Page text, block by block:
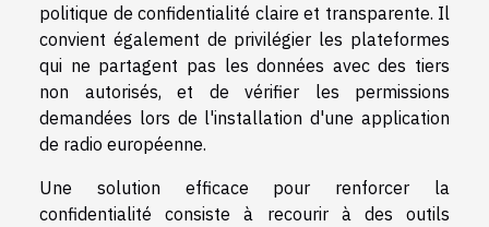
politique de confidentialité claire et transparente. Il
convient également de privilégier les plateformes
qui ne partagent pas les données avec des tiers
non autorisés, et de vérifier les permissions
demandées lors de l'installation d'une application
de radio européenne.
Une solution efficace pour renforcer la
confidentialité consiste à recourir à des outils